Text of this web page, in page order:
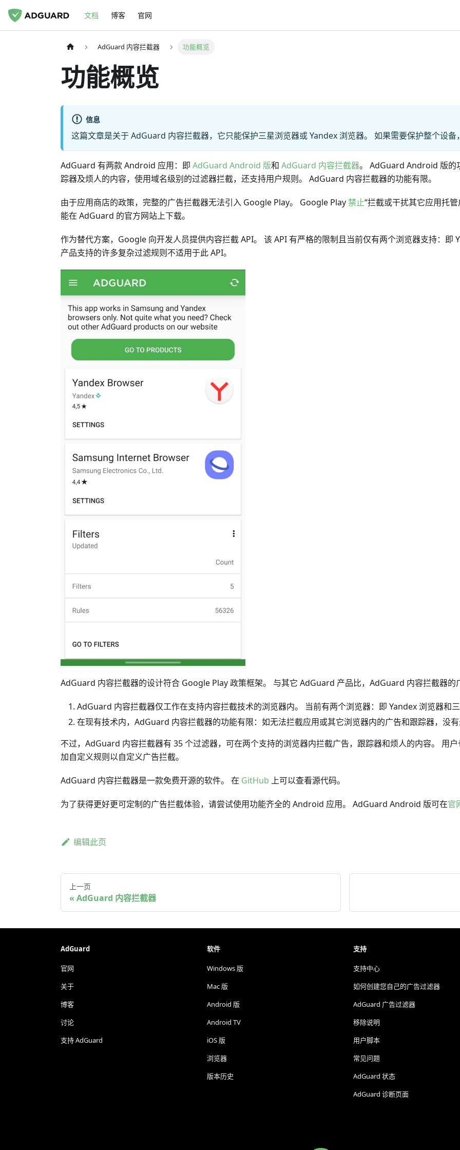
文档 博客 官网
AdGuard 内容拦截器 功能概览
功能概览
信息
这篇文章是关于 AdGuard 内容拦截器，它只能保护三星浏览器或 Yandex 浏览器。 如果需要保护整个设备
AdGuard 有两款 Android 应用：即 AdGuard Android 版和 AdGuard 内容拦截器。 AdGuard Android 版的
踪器及烦人的内容，使用域名级别的过滤器拦截，还支持用户规则。 AdGuard 内容拦截器的功能有限。
由于应用商店的政策，完整的广告拦截器无法引入 Google Play。 Google Play 禁止“拦截或干扰其它应用托
能在 AdGuard 的官方网站上下载。
作为替代方案，Google 向开发人员提供内容拦截 API。 该 API 有严格的限制且当前仅有两个浏览器支持：即
产品支持的许多复杂过滤规则不适用于此 API。
AdGuard 内容拦截器的设计符合 Google Play 政策框架。 与其它 AdGuard 产品比，AdGuard 内容拦截器的
AdGuard 内容拦截器仅工作在支持内容拦截技术的浏览器内。 当前有两个浏览器：即 Yandex 浏览器和三
在现有技术内，AdGuard 内容拦截器的功能有限：如无法拦截应用或其它浏览器内的广告和跟踪器，没有
不过，AdGuard 内容拦截器有 35 个过滤器，可在两个支持的浏览器内拦截广告，跟踪器和烦人的内容。 用
加自定义规则以自定义广告拦截。
AdGuard 内容拦截器是一款免费开源的软件。 在 GitHub 上可以查看源代码。
为了获得更好更可定制的广告拦截体验，请尝试使用功能齐全的 Android 应用。 AdGuard Android 版可在官
编辑此页
上一页
AdGuard 内容拦截器
AdGuard
官网
关于
博客
讨论
支持 AdGuard
软件
Windows 版
Mac 版
Android 版
Android TV
iOS 版
浏览器
版本历史
支持
支持中心
如何创建您自己的广告过滤器
AdGuard 广告过滤器
移除说明
用户脚本
常见问题
AdGuard 状态
AdGuard 诊断页面